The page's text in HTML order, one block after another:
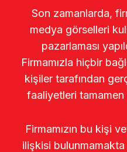
Son zamanlarda,
medya görselleri
pazarlaması
Firmamızla hiçbir
kişiler tarafından
faaliyetleri tamamen
Firmamızın bu kişi
ilişkisi